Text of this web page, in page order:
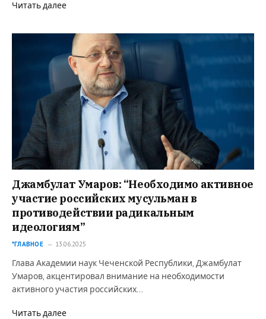
Читать далее
Джамбулат Умаров: “Необходимо активное
участие российских мусульман в
противодействии радикальным
идеологиям”
*ГЛАВНОЕ 13.06.2025
Глава Академии наук Чеченской Республики, Джамбулат
Умаров, акцентировал внимание на необходимости
активного участия российских…
Читать далее